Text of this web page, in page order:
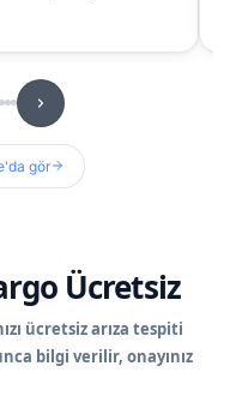
gör
Ücretsiz
ücretsiz arıza tespiti
bilgi verilir, onayınız